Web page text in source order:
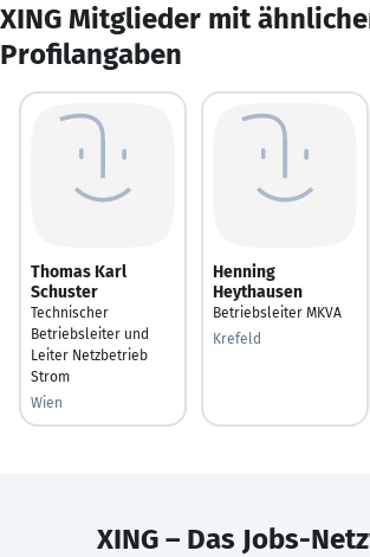
XING Mitglieder mit
Profilangaben
Thomas Karl
Schuster
Technischer
Betriebsleiter und
Leiter Netzbetrieb
Strom
Wien
Henning
Heythausen
Betriebsleiter MKVA
Krefeld
XING – Das Jobs-